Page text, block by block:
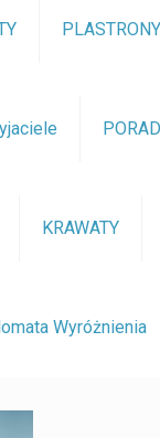
PLASTRONY
KRAWATY
Wyróżnienia